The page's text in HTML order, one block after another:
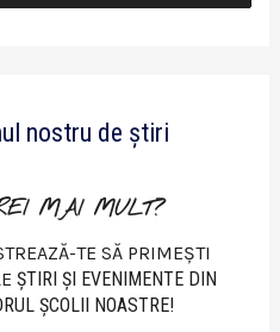
nostru de știri
MAI MULT?
TE SĂ PRIMEȘTI
ŞTIRI ŞI EVENIMENTE DIN
ŞCOLII NOASTRE!